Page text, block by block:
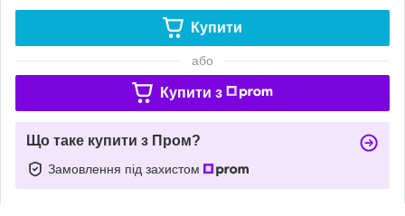
Купити
або
Купити з
Що таке купити з Пром?
Замовлення під захистом